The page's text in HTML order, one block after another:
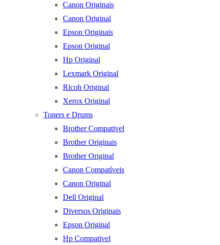
Canon Originais
Canon Original
Epson Originais
Epson Original
Hp Original
Lexmark Original
Ricoh Original
Xerox Original
Toners e Drums
Brother Compativel
Brother Originais
Brother Original
Canon Compatíveis
Canon Original
Dell Original
Diversos Originais
Epson Original
Hp Compativel